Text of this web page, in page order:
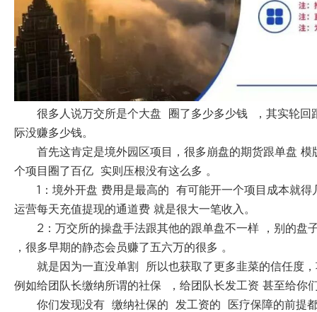
很多人说万交所是个大盘 圈了多少多少钱 ，其实轮
际没赚多少钱。
首先这肯定是境外园区项目，很多崩盘的期货跟单盘
个项目圈了百亿 实则压根没有这么多 。
1：境外开盘 费用是最高的 有可能开一个项目成本就
运营每天充值提现的通道费 就是很大一笔收入。
2：万交所的操盘手法跟其他的跟单盘不一样 ，别的盘
，很多早期的静态会员赚了五六万的很多 。
就是因为一直没单割 所以也获取了更多韭菜的信任度
例如给团队长缴纳所谓的社保 ，给团队长发工资 甚至给你
你们发现没有 缴纳社保的 发工资的 医疗保障的前提